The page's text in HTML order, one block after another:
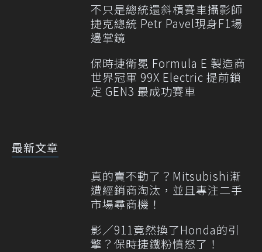
不只是總統還斜槓賽車攝影師
捷克總統 Petr Pavel現身F1場
邊掌鏡
保時捷衛冕 Formula E 製造商
世界冠軍 99X Electric 提前鎖
定 GEN3 最成功賽車
最新文章
真的賣不動了？Mitsubishi漸
遭經銷商淘汰，並且專注二手
市場尋商機！
影／911竟然換了Honda的引
擎？保時捷鐵粉憤怒了！